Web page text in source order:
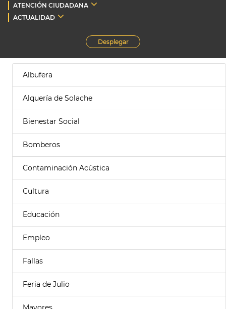
ATENCIÓN CIUDADANA
ACTUALIDAD
Desplegar
Albufera
Alquería de Solache
Bienestar Social
Bomberos
Contaminación Acústica
Cultura
Educación
Empleo
Fallas
Feria de Julio